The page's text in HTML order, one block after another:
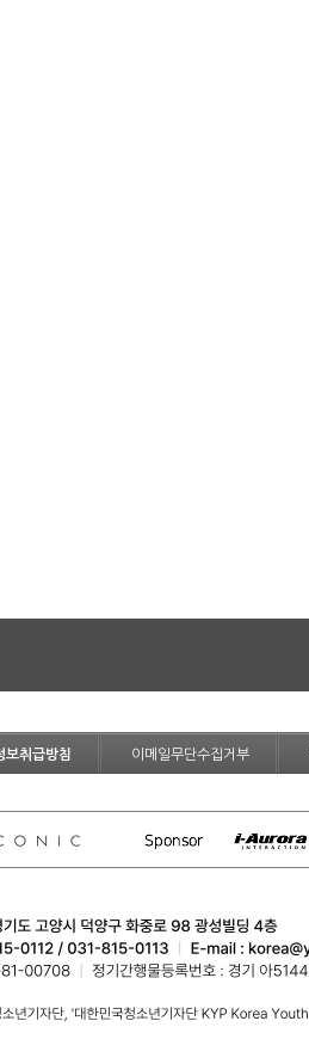
보취급방침 이메일무단수집거부